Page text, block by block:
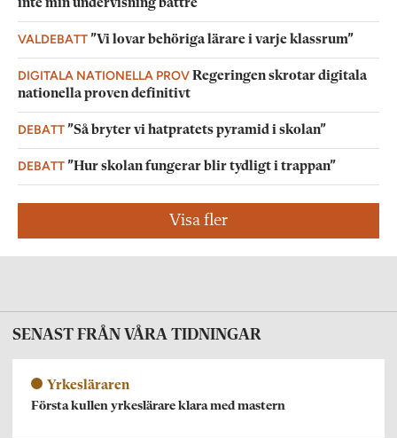
inte min undervisning bättre
VALDEBATT”Vi lovar behöriga lärare i varje klassrum”
DIGITALA NATIONELLA PROVRegeringen skrotar digitala
nationella proven definitivt
DEBATT”Så bryter vi hatpratets pyramid i skolan”
DEBATT”Hur skolan fungerar blir tydligt i trappan”
Visa fler
SENAST FRÅN VÅRA TIDNINGAR
Yrkesläraren
Första kullen yrkeslärare klara med mastern